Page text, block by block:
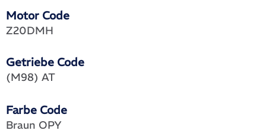
Motor Code
Getriebe Code
Z20DMH
(M98) AT
Farbe Code
Braun OPY